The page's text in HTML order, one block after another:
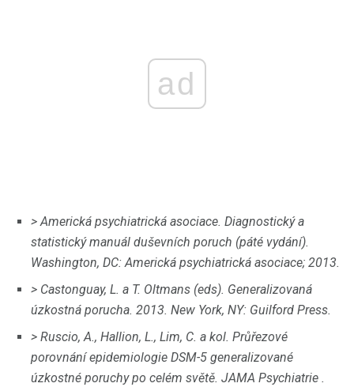
ad
> Americká psychiatrická asociace. Diagnostický a
statistický manuál duševních poruch (páté vydání).
Washington, DC: Americká psychiatrická asociace; 2013.
> Castonguay, L. a T. Oltmans (eds). Generalizovaná
úzkostná porucha. 2013. New York, NY: Guilford Press.
> Ruscio, A., Hallion, L., Lim, C. a kol. Průřezové
porovnání epidemiologie DSM-5 generalizované
úzkostné poruchy po celém světě. JAMA Psychiatrie .